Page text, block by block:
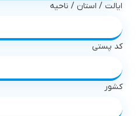
ایالت / استان / ناحیه
کد پستی
کشور